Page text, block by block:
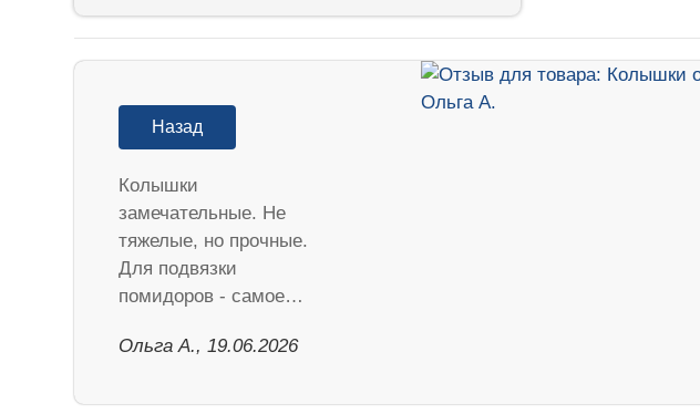
Назад
Колышки
замечательные. Не
тяжелые, но прочные.
Для подвязки
помидоров - самое…
Ольга А., 19.06.2026